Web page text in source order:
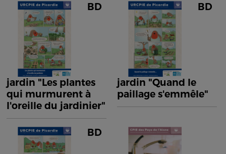
BD
jardin "Les plantes
qui murmurent à
l'oreille du jardinier"
BD
jardin "Quand le
paillage s'emmêle"
BD